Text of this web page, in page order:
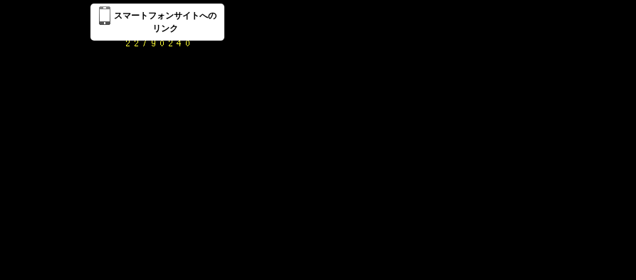
スマートフォンサイトへの
リンク